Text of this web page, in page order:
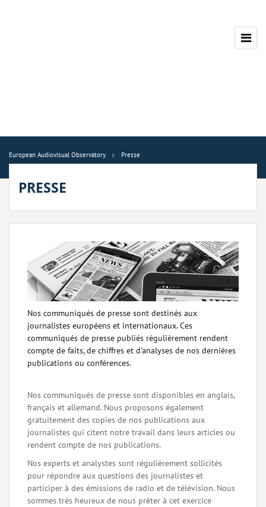
European Audiovisual Observatory Presse
PRESSE
Nos communiqués de presse sont destinés aux
journalistes européens et internationaux. Ces
communiqués de presse publiés régulièrement rendent
compte de faits, de chiffres et d'analyses de nos dernières
publications ou conférences.
Nos communiqués de presse sont disponibles en anglais,
français et allemand. Nous proposons également
gratuitement des copies de nos publications aux
journalistes qui citent notre travail dans leurs articles ou
rendent compte de nos publications.
Nos experts et analystes sont régulièrement sollicités
pour répondre aux questions des journalistes et
participer à des émissions de radio et de télévision. Nous
sommes très heureux de nous prêter à cet exercice